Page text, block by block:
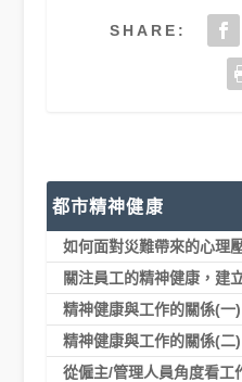
SHARE:
都市精神健康
如何面對災難帶來的心理
關注員工的精神健康，建
精神健康與工作的關係(一)
精神健康與工作的關係(二)
從僱主/管理人員角度看工